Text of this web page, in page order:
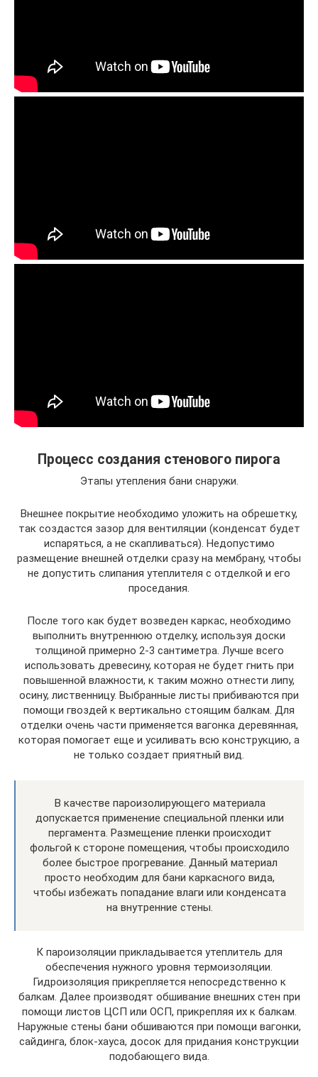
Процесс создания стенового пирога
Этапы утепления бани снаружи.
Внешнее покрытие необходимо уложить на обрешетку,
так создастся зазор для вентиляции (конденсат будет
испаряться, а не скапливаться). Недопустимо
размещение внешней отделки сразу на мембрану, чтобы
не допустить слипания утеплителя с отделкой и его
проседания.
После того как будет возведен каркас, необходимо
выполнить внутреннюю отделку, используя доски
толщиной примерно 2-3 сантиметра. Лучше всего
использовать древесину, которая не будет гнить при
повышенной влажности, к таким можно отнести липу,
осину, лиственницу. Выбранные листы прибиваются при
помощи гвоздей к вертикально стоящим балкам. Для
отделки очень части применяется вагонка деревянная,
которая помогает еще и усиливать всю конструкцию, а
не только создает приятный вид.
В качестве пароизолирующего материала
допускается применение специальной пленки или
пергамента. Размещение пленки происходит
фольгой к стороне помещения, чтобы происходило
более быстрое прогревание. Данный материал
просто необходим для бани каркасного вида,
чтобы избежать попадание влаги или конденсата
на внутренние стены.
К пароизоляции прикладывается утеплитель для
обеспечения нужного уровня термоизоляции.
Гидроизоляция прикрепляется непосредственно к
балкам. Далее производят обшивание внешних стен при
помощи листов ЦСП или ОСП, прикрепляя их к балкам.
Наружные стены бани обшиваются при помощи вагонки,
сайдинга, блок-хауса, досок для придания конструкции
подобающего вида.